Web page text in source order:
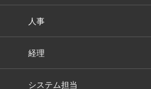
人事
経理
システム担当